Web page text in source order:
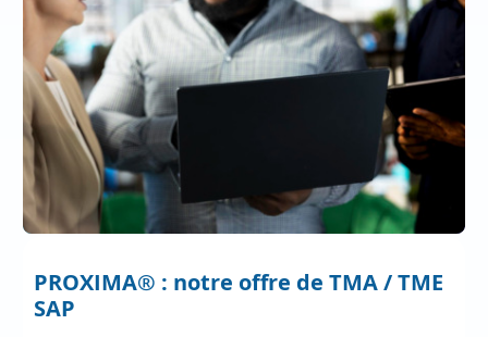
PROXIMA® : notre offre de TMA / TME
SAP